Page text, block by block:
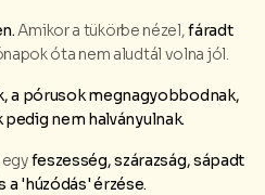
Amikor a tükörbe nézel,fáradt
óta nem aludtál volna jól.
a pórusok megnagyobbodnak,
nem halványulnak.
feszesség, szárazság, sápadt
a 'húzódás' érzése.